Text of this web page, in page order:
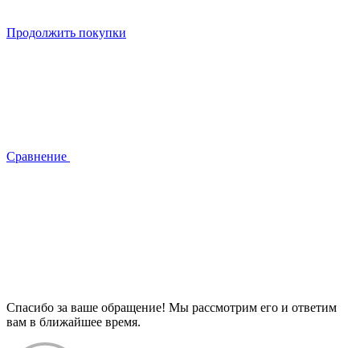
Продолжить покупки
Сравнение
Спасибо за ваше обращение! Мы рассмотрим его и ответим
вам в ближайшее время.